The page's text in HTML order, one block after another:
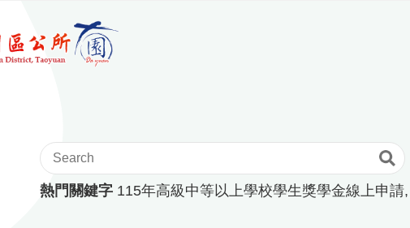
熱門關鍵字 115年高級中等以上學校學生獎學金線上申請